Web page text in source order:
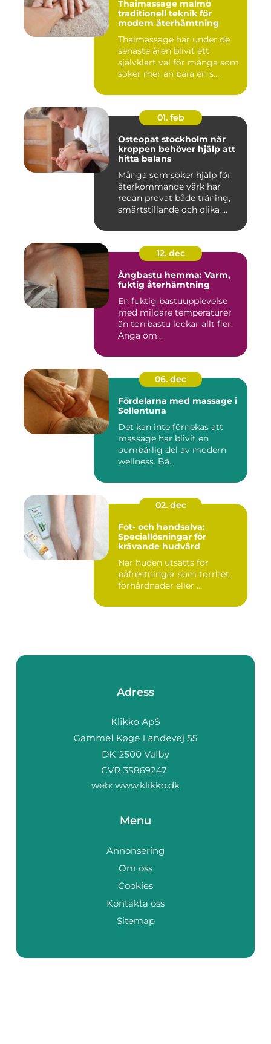
Thaimassage malmö
traditionell teknik för
modern återhämtning
Thaimassage har under de
senaste åren blivit ett
självklart val för många som
söker mer än bara en s...
01. feb
Osteopat stockholm när
kroppen behöver hjälp att
hitta balans
Många som söker hjälp för
återkommande värk har
redan provat både träning,
smärtstillande och olika ...
12. dec
Ångbastu hemma: Varm,
fuktig återhämtning
En fuktig bastuupplevelse
med mildare temperaturer
än torrbastu lockar allt fler.
Ånga om...
06. dec
Fördelarna med massage i
Sollentuna
Det kan inte förnekas att
massage har blivit en
oumbärlig del av modern
wellness. Bå...
02. dec
Fot- och handsalva:
Speciallösningar för
krävande hudvård
När huden utsätts för
påfrestningar som torrhet,
förhårdnader eller ...
Adress
web: www.klikko.dk
Menu
Annonsering
Om oss
Cookies
Kontakta oss
Sitemap